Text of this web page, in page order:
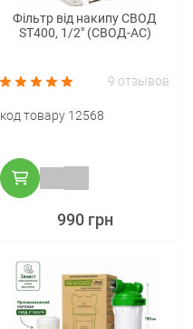
Фільтр від накипу СВОД
ST400, 1/2" (СВОД-АС)
9 отзывов
код товару 12568
990 грн